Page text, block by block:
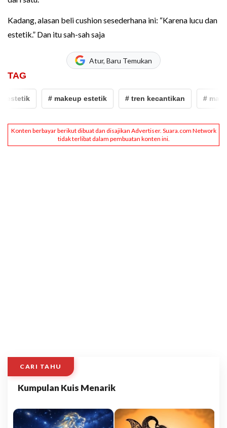
Kadang, alasan beli cushion sesederhana ini: “Karena lucu dan
estetik.” Dan itu sah-sah saja
Atur, Baru Temukan
TAG
# makeup estetik # tren kecantikan # makeup
CARI TAHU
Kumpulan Kuis Menarik